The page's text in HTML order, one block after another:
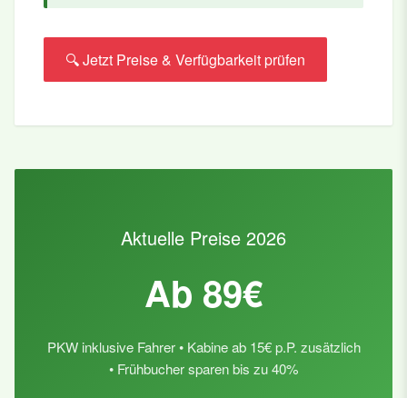
🔍 Jetzt Preise & Verfügbarkeit prüfen
Aktuelle Preise 2026
Ab 89€
PKW inklusive Fahrer • Kabine ab 15€ p.P. zusätzlich
• Frühbucher sparen bis zu 40%